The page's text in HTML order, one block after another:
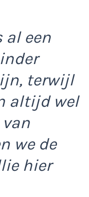
al een
terwijl
altijd wel
we de
hier